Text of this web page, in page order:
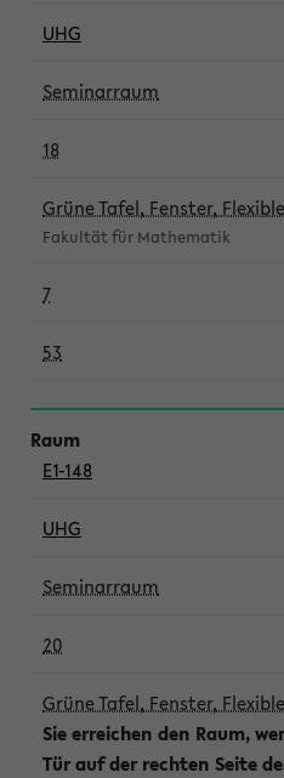
UHG
Seminarraum
18
Grüne Tafel, Fenster,
Fakultät für Mathematik
7
53
E1-148
UHG
Seminarraum
20
Grüne Tafel, Fenster,
Sie erreichen den Raum,
Tür auf der rechten Seite